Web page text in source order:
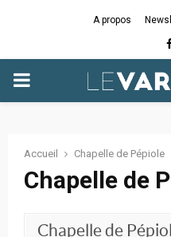
A propos
PRIMARY
Accueil Chapelle de Pépiole
Chapelle de
Chapelle de